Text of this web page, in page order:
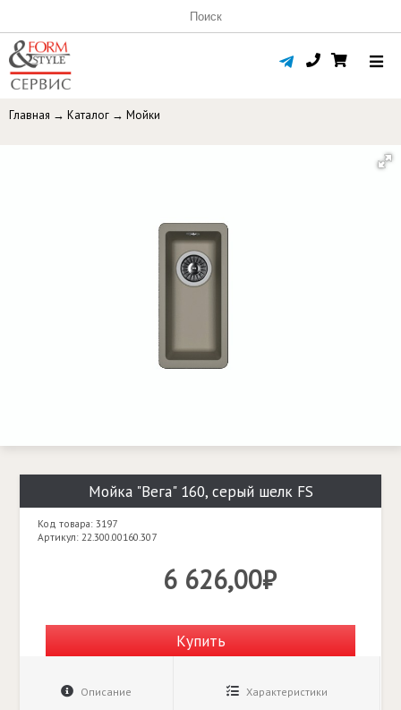
Главная → Каталог → Мойки
Мойка "Вега" 160, серый шелк FS
Код товара: 3197
Артикул: 22.300.00160.307
6 626,00₽
Купить
Описание Характеристики